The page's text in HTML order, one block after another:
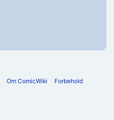
Om ComicWiki Forbehold